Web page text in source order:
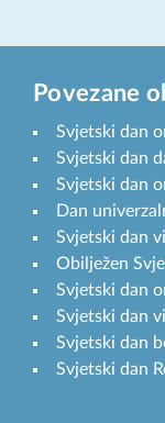
Povezane
Svjetski dan
Svjetski dan
Svjetski dan
Dan
Svjetski dan
Obilježen
Svjetski dan
Svjetski dan
Svjetski dan
Svjetski dan